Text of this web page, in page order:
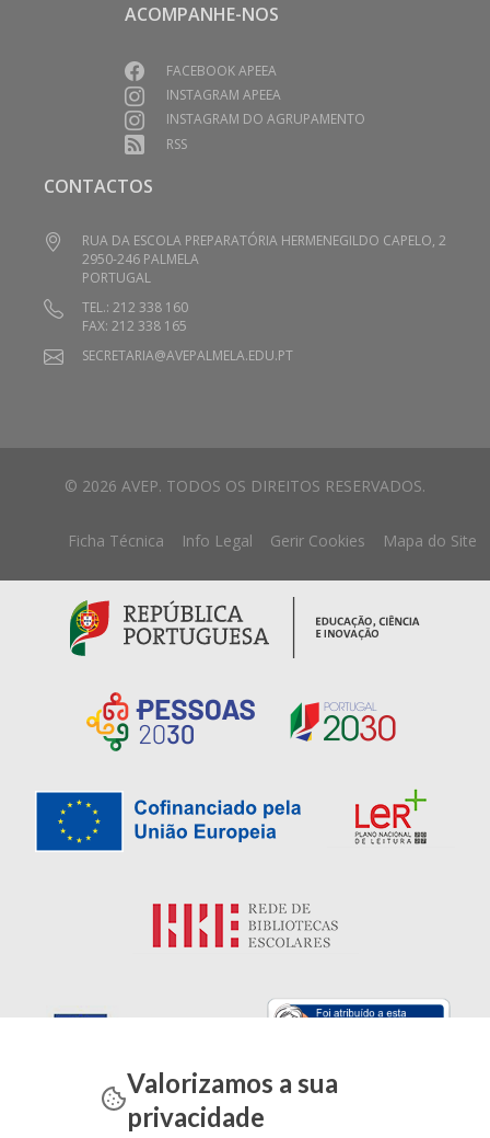
ACOMPANHE-NOS
FACEBOOK APEEA
INSTAGRAM APEEA
INSTAGRAM DO AGRUPAMENTO
RSS
CONTACTOS
RUA DA ESCOLA PREPARATÓRIA HERMENEGILDO CAPELO, 2
2950-246 PALMELA
PORTUGAL
TEL.: 212 338 160
FAX: 212 338 165
SECRETARIA@AVEPALMELA.EDU.PT
© 2026 AVEP. TODOS OS DIREITOS RESERVADOS.
Ficha Técnica Info Legal Gerir Cookies Mapa do Site
Valorizamos a sua
privacidade